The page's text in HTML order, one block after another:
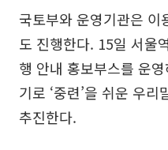
국토부와 운영기관은 이
도 진행한다. 15일 서울
행 안내 홍보부스를 운
기로 ‘중련’을 쉬운 우
추진한다.